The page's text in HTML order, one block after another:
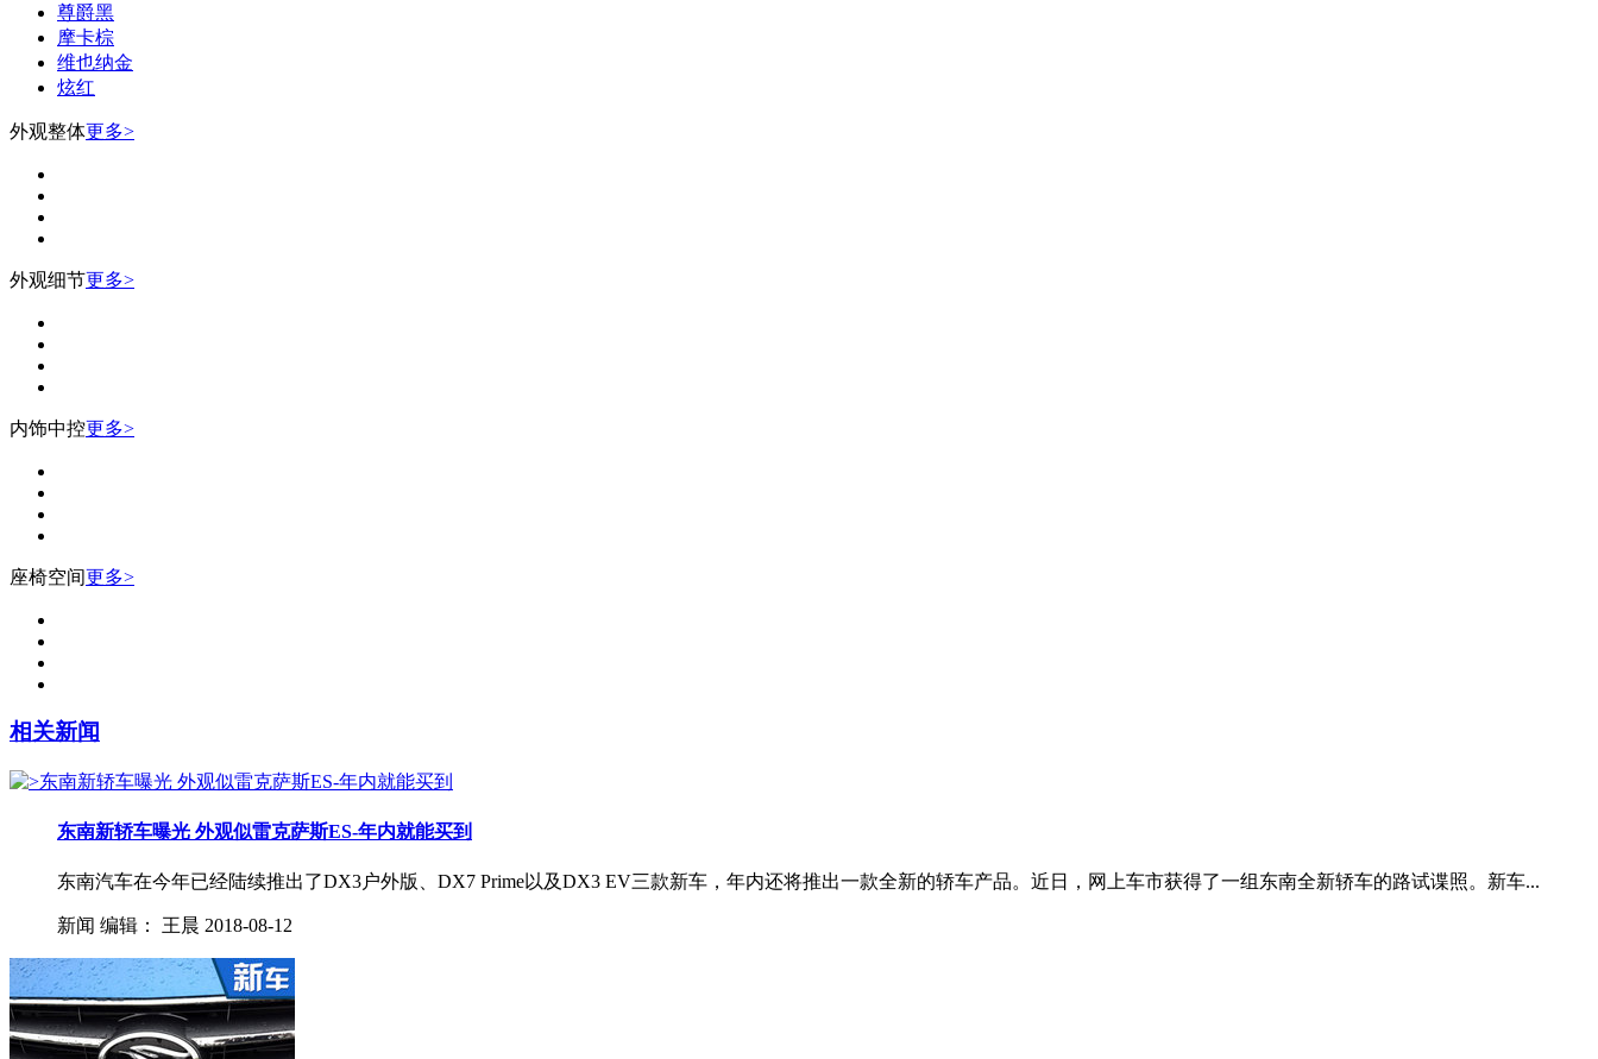
尊爵黑
摩卡棕
维也纳金
炫红
外观整体更多>
外观细节更多>
内饰中控更多>
座椅空间更多>
相关新闻
东南新轿车曝光 外观似雷克萨斯ES-年内就能买到
东南汽车在今年已经陆续推出了DX3户外版、DX7 Prime以及DX3 EV三款新车，年内还将推出一款全新的轿车产品。近日，网上车市获得了一组东南全新轿车的路试谍照。新车...
新闻 编辑： 王晨 2018-08-12